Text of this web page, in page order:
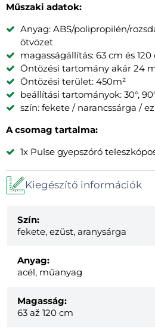
Műszaki adatok:
Anyag: ABS/polipropilén/
ötvözet
magasságállítás: 63 cm és
Öntözési tartomány akár 24
Öntözési terület: 450m²
beállítási tartományok: 30°,
szín: fekete / narancssárga /
A csomag tartalma:
1x Pulse gyepszóró
Kiegészítő információk
Szín:
fekete, ezüst, aranysárga
Anyag:
acél, műanyag
Magasság:
63 až 120 cm